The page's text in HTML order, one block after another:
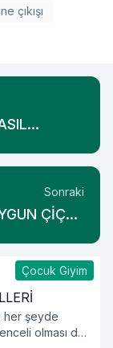
çıkışı
Sonraki
ÇİÇEK
Çocuk Giyim
her şeyde
olması da